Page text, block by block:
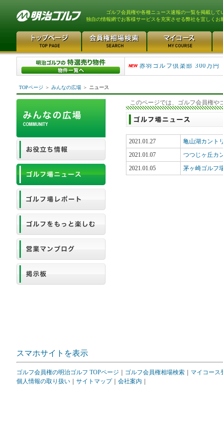
ゴルフ会員権や各種ニュース速報の一覧を掲載して
独自の情報網でお客様サービスを充実させる弊社を宜しくお
スカイウェイカントリー
赤羽ゴルフ倶楽部 300万円
TOPページ ＞ みんなの広場 ＞ ニュース
このページでは、ゴルフ会員権や
2021.01.27
亀山湖カント
2021.01.07
つつじヶ丘カ
2021.01.05
茅ヶ崎ゴルフ
スマホサイトを表示
ゴルフ会員権の明治ゴルフ TOPページ ゴルフ会員権相場検索
マイコース
個人情報の取り扱い
サイトマップ｜ 会社案内